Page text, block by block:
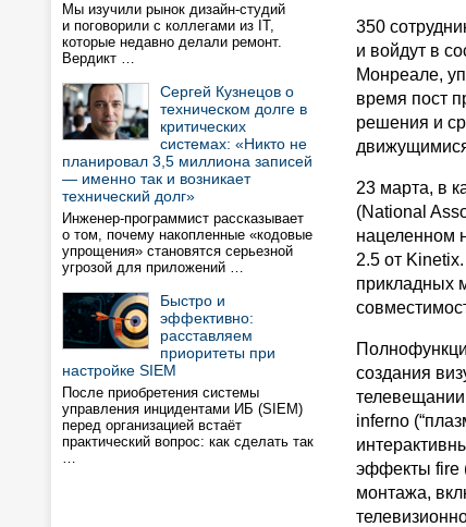
Мы изучили рынок дизайн-студий
и поговорили с коллегами из IT,
которые недавно делали ремонт.
Вердикт …
Сергей Кузнецов о
техническом долге в
критических
системах: «Никто не
планировал 3,5 миллиона записей
— именно так и возникает
технический долг»
Инженер-программист рассказывает
о том, почему накопленные «кодовые
упрощения» становятся серьезной
угрозой для приложений …
Быстро и
эффективно:
расставляем
приоритеты при
настройке SIEM
После приобретения системы
управления инцидентами ИБ (SIEM)
перед организацией встаёт
практический вопрос: как сделать так
…
350
и войдут в
Монреале,
время пост
решения и
23 марта, в
(National
нацеленном
2.5 от
прикладных
создания
inferno
эффекты fire
монтажа,